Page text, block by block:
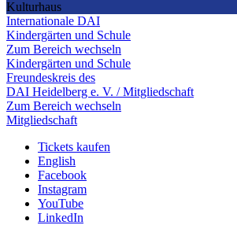
Kulturhaus
Internationale DAI
Kindergärten und Schule
Zum Bereich wechseln
Kindergärten und Schule
Freundeskreis des
DAI Heidelberg e. V. / Mitgliedschaft
Zum Bereich wechseln
Mitgliedschaft
Tickets kaufen
English
Facebook
Instagram
YouTube
LinkedIn